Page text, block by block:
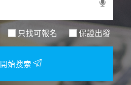
只找可報名 保證出發
開始搜索